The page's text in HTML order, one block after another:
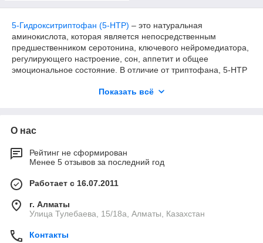
5-Гидрокситриптофан (5-HTP) – это натуральная
аминокислота, которая является непосредственным
предшественником серотонина, ключевого нейромедиатора,
регулирующего настроение, сон, аппетит и общее
эмоциональное состояние. В отличие от триптофана, 5-HTP
эффективно преобразуется в серотонин в мозге. Главная
уровень серотонина без использования синтетических
антидепрессантов, что позволяет организму эффективно
улучшать настроение, нормализовать сон, контролировать
аппетит и снижать тревожность, поддерживая общее
натуральным способом.
Естественный механизм действия: как
работает 5-HTP
Синтез серотонина
Показать всё
О нас
Рейтинг не сформирован
Менее 5 отзывов за последний год
Работает с 16.07.2011
г. Алматы
Улица Тулебаева, 15/18а, Алматы, Казахстан
Контакты